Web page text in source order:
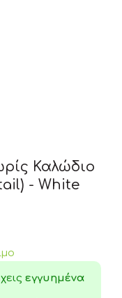
Καλώδιο
- White
εγγυημένα